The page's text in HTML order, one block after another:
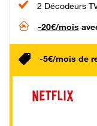
2 Décodeurs
-20€/mois
-5€/mois de